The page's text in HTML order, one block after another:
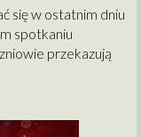
się w ostatnim dniu
spotkaniu
przekazują